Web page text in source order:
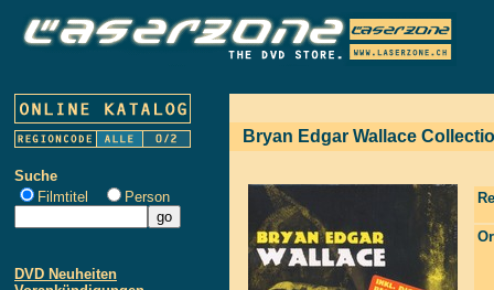
Suche
Filmtitel
Person
DVD Neuheiten
Bryan Edgar Wallace